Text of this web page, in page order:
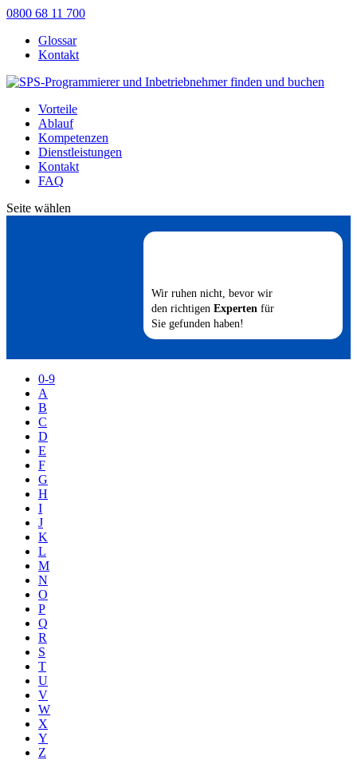
0800 68 11 700
Glossar
Kontakt
Vorteile
Ablauf
Kompetenzen
Dienstleistungen
Kontakt
FAQ
Seite wählen
Wir ruhen nicht, bevor wir
den richtigen Experten für
Sie gefunden haben!
0-9
A
B
C
D
E
F
G
H
I
J
K
L
M
N
O
P
Q
R
S
T
U
V
W
X
Y
Z